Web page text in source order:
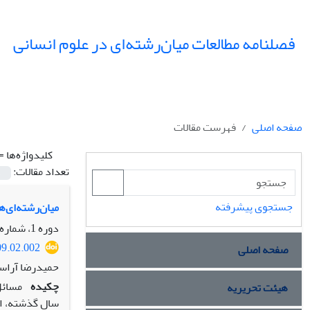
فصلنامه مطالعات میان‌رشته‌ای در علوم انسانی
صفحه اصلی
فهرست مقالات
کلیدواژه‌ها
تعداد مقالات:
دوره 1، شماره 2، بهار 1388، صفحه
حمیدرضا
چکیده
سال گذشته،
جستجوی پیشرفته
صفحه اصلی
هیئت تحریریه